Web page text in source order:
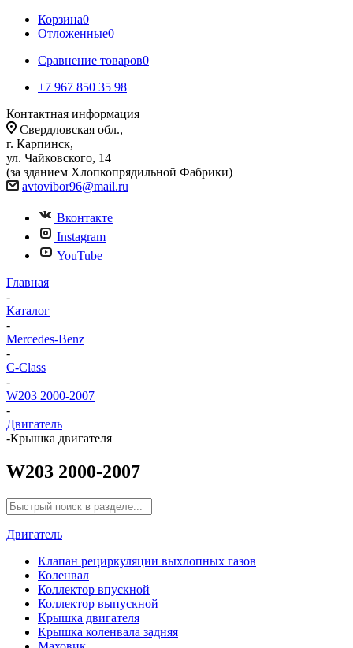
Корзина0
Отложенные0
Сравнение товаров0
+7 967 850 35 98
Контактная информация
Свердловская обл.,
г. Карпинск,
ул. Чайковского, 14
(за зданием Хлопкопрядильной Фабрики)
avtovibor96@mail.ru
Вконтакте
Instagram
YouTube
Главная
-
Каталог
-
Mercedes-Benz
-
C-Сlass
-
W203 2000-2007
-
Двигатель
-Крышка двигателя
W203 2000-2007
Двигатель
Клапан рециркуляции выхлопных газов
Коленвал
Коллектор впускной
Коллектор выпускной
Крышка двигателя
Крышка коленвала задняя